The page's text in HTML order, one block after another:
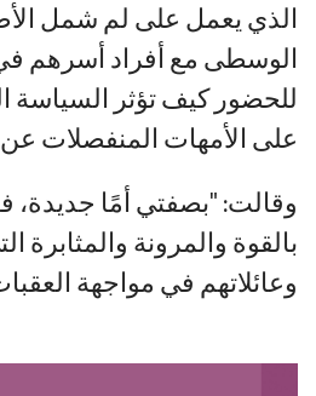
الذي يعمل على لم شمل
الوسطى مع أفراد أسرهم في
للحضور كيف تؤثر السياسة
على الأمهات المنفصلات
وقالت: "بصفتي أمًا جديدة،
بالقوة والمرونة والمثابرة
وعائلاتهم في مواجهة